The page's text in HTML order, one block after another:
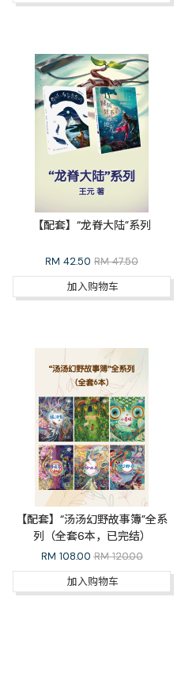
【配套】“龙脊大陆”系列
RM 42.50 RM 47.50
加入购物车
【配套】“汤汤幻野故事簿”全系
列（全套6本，已完结）
RM 108.00 RM 120.00
加入购物车